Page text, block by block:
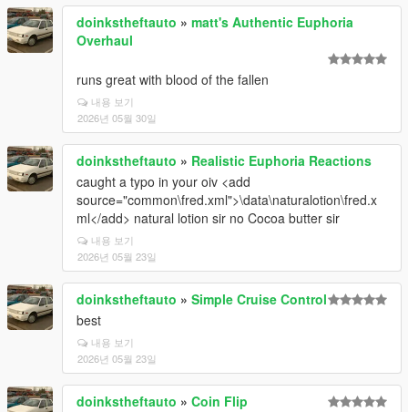
doinkstheftauto » matt's Authentic Euphoria
Overhaul
runs great with blood of the fallen
내용 보기
2026년 05월 30일
doinkstheftauto » Realistic Euphoria Reactions
caught a typo in your oiv <add
source="common\fred.xml">\data\naturalotion\fred.x
ml</add> natural lotion sir no Cocoa butter sir
내용 보기
2026년 05월 23일
doinkstheftauto » Simple Cruise Control
best
내용 보기
2026년 05월 23일
doinkstheftauto » Coin Flip